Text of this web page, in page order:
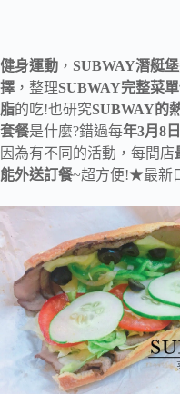
健身運動 ， SUBWAY潛艇堡
擇 ，整理SUBWAY完整菜
脂的吃!也研究SUBWAY的
套餐是什麼?錯過每年3月8
因為有不同的活動，每間店
能外送訂餐~超方便!★最新